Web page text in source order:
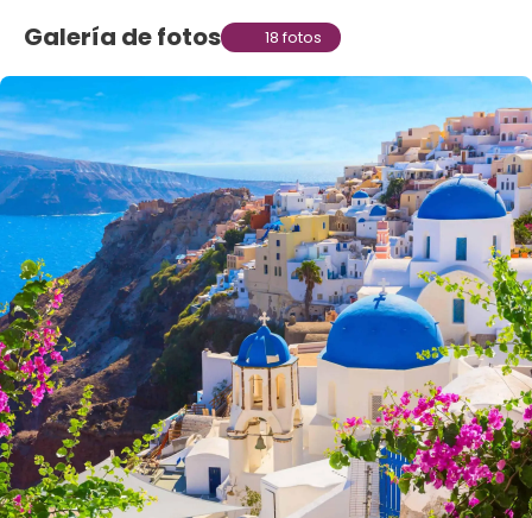
Galería de fotos 18 fotos